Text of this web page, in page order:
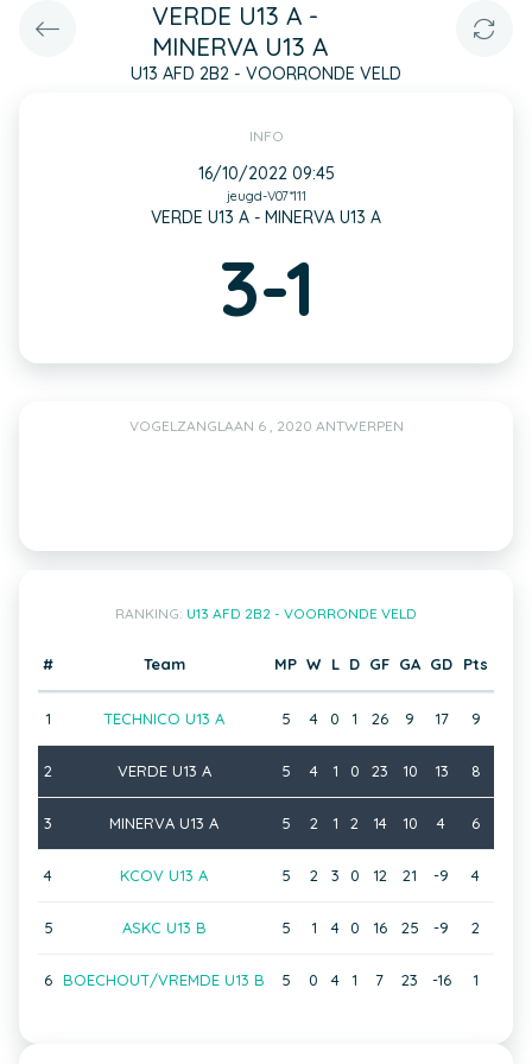
VERDE U13 A -
MINERVA U13 A
U13 AFD 2B2 - VOORRONDE VELD
INFO
16/10/2022 09:45
jeugd-V07*111
VERDE U13 A - MINERVA U13 A
3-1
VOGELZANGLAAN 6 , 2020 ANTWERPEN
RANKING: U13 AFD 2B2 - VOORRONDE VELD
# Team MP W L D GF GA GD Pts
1 TECHNICO U13 A 5 4 0 1 26 9 17 9
2 VERDE U13 A 5 4 1 0 23 10 13 8
3 MINERVA U13 A 5 2 1 2 14 10 4 6
4 KCOV U13 A 5 2 3 0 12 21 -9 4
5 ASKC U13 B 5 1 4 0 16 25 -9 2
6 BOECHOUT/VREMDE U13 B 5 0 4 1 7 23 -16 1